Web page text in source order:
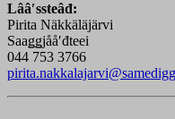
Lââʹssteâđ:
Pirita Näkkäläjärvi
Saaǥǥjååʹđteei
044 753 3766